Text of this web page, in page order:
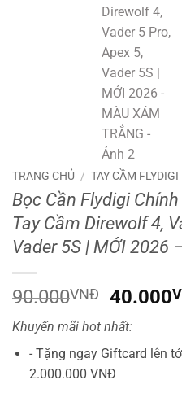
TRANG CHỦ / TAY CẦM FLYDIGI
Bọc Cần Flydigi
Tay Cầm Direwolf 4,
Vader 5S | MỚI 2026
90.000VNĐ
Giá
gốc
là:
40.000
Khuyến mãi hot nhất:
- Tặng ngay Giftcard lên
2.000.000 VNĐ